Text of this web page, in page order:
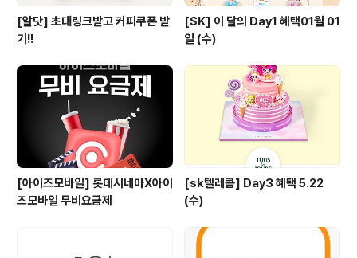
[알닷] 초대링크받고 커피쿠폰 받
기!!
[SK] 이 달의 Day1 혜택01월 01
일 (수)
[아이즈모바일] 롯데시네마X아이
즈모바일 무비요금제
[sk텔레콤] Day3 혜택 5.22
(수)